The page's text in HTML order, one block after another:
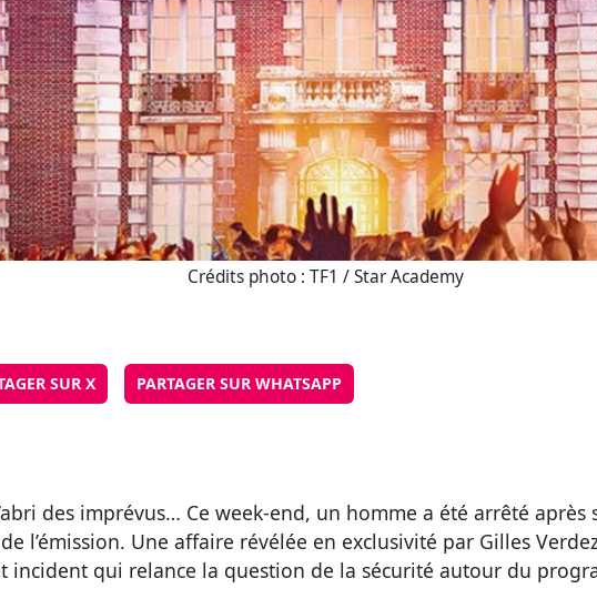
Crédits photo : TF1 / Star Academy
SUR X PARTAGER SUR WHATSAPP
des imprévus… Ce week-end, un homme a été arrêté
l’émission. Une affaire révélée en exclusivité par Gilles
incident qui relance la question de la sécurité autour du